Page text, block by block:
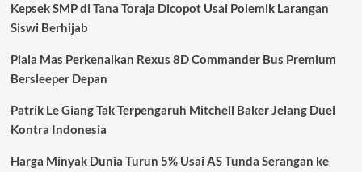
Kepsek SMP di Tana Toraja Dicopot Usai Polemik Larangan
Siswi Berhijab
Piala Mas Perkenalkan Rexus 8D Commander Bus Premium
Bersleeper Depan
Patrik Le Giang Tak Terpengaruh Mitchell Baker Jelang Duel
Kontra Indonesia
Harga Minyak Dunia Turun 5% Usai AS Tunda Serangan ke